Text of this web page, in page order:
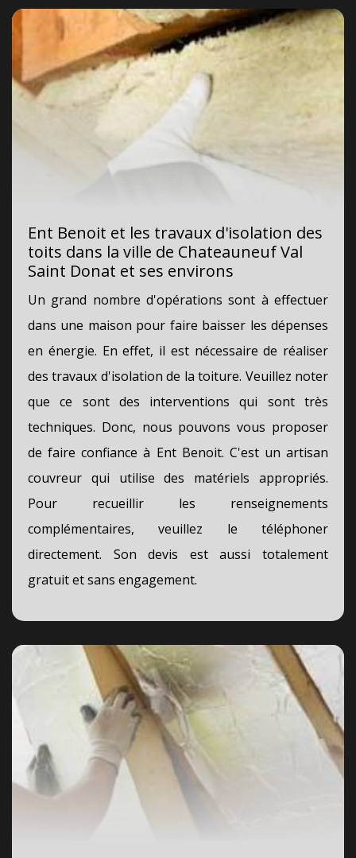
Ent Benoit et les travaux d'isolation des
toits dans la ville de Chateauneuf Val
Saint Donat et ses environs
Un grand nombre d'opérations sont à effectuer
dans une maison pour faire baisser les dépenses
en énergie. En effet, il est nécessaire de réaliser
des travaux d'isolation de la toiture. Veuillez noter
que ce sont des interventions qui sont très
techniques. Donc, nous pouvons vous proposer
de faire confiance à Ent Benoit. C'est un artisan
couvreur qui utilise des matériels appropriés.
Pour recueillir les renseignements
complémentaires, veuillez le téléphoner
directement. Son devis est aussi totalement
gratuit et sans engagement.